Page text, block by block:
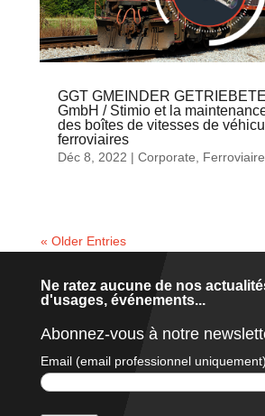
GGT GMEINDER
GmbH / Stimio et la
des boîtes de vitesses de
ferroviaires
Déc 8, 2022 | Corporate, Ferroviaire
« Older Entries
Ne ratez aucune de nos
d'usages, événements...
Abonnez-vous à notre
Email (email professionnel uniquement)